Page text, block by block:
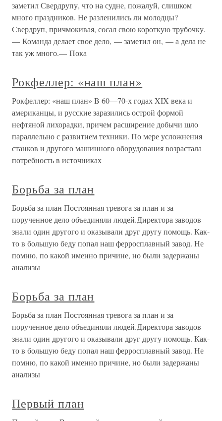
заметил Свердрупу, что на судне, пожалуй, слишком
много праздников. Не разленились ли молодцы?
Свердруп, причмокивая, сосал свою короткую трубочку.
— Команда делает свое дело, — заметил он, — а дела не
так уж много.— Пока
Рокфеллер: «наш план»
Рокфеллер: «наш план» B 60—70-х годах XIX века и
американцы, и русские заразились острой формой
нефтяной лихорадки, причем расширение добычи шло
параллельно с развитием техники. По мере усложнения
станков и другого машинного оборудования возрастала
потребность в источниках
Борьба за план
Борьба за план Постоянная тревога за план и за
порученное дело объединяли людей.Директора заводов
знали один другого и оказывали друг другу помощь. Как-
то в большую беду попал наш ферросплавный завод. Не
помню, по какой именно причине, но были задержаны
анализы
Борьба за план
Борьба за план Постоянная тревога за план и за
порученное дело объединяли людей.Директора заводов
знали один другого и оказывали друг другу помощь. Как-
то в большую беду попал наш ферросплавный завод. Не
помню, по какой именно причине, но были задержаны
анализы
Первый план